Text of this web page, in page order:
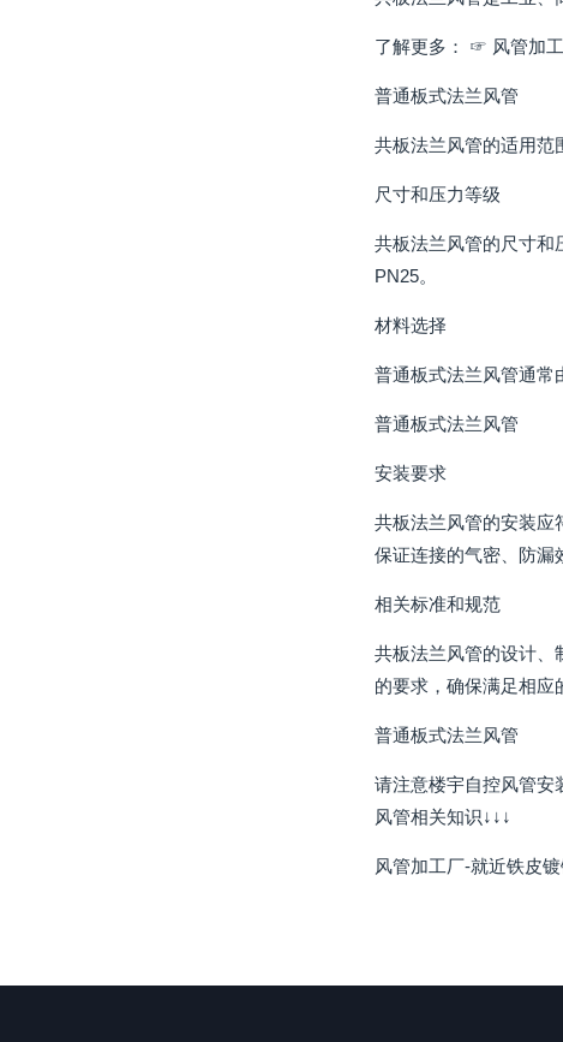
了解更多： ☞ 风管加
普通板式法兰风管
共板法兰风管的适用范
尺寸和压力等级
共板法兰风管的尺寸和
PN25。
材料选择
普通板式法兰风管通常
普通板式法兰风管
安装要求
共板法兰风管的安装应
保证连接的气密、防漏
相关标准和规范
共板法兰风管的设计、
的要求，确保满足相应
普通板式法兰风管
请注意楼宇自控风管安
风管相关知识↓↓↓
风管加工厂-就近铁皮